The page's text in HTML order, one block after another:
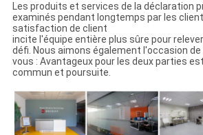
Les produits et services de la déclaration
examinés pendant longtemps par les
satisfaction de client
incite l'équipe entière plus sûre pour
défi. Nous aimons également l'occasion
vous : Avantageux pour les deux parties
commun et poursuite.